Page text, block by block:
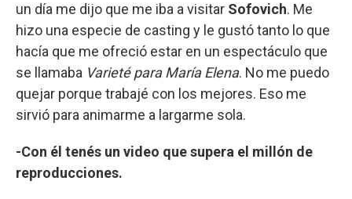
un día me dijo que me iba a visitar Sofovich. Me
hizo una especie de casting y le gustó tanto lo que
hacía que me ofreció estar en un espectáculo que
se llamaba Varieté para María Elena. No me puedo
quejar porque trabajé con los mejores. Eso me
sirvió para animarme a largarme sola.
-Con él tenés un video que supera el millón de
reproducciones.